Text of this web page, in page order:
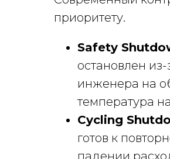
приоритету.
Safety
остановлен
инженера на
температура
Cycling
готов к
падении